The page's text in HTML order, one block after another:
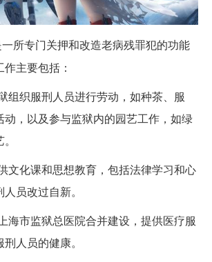
所专门关押和改造老病残罪犯的功能
主要包括：
组织服刑人员进行劳动，如种茶、服
动，以及参与监狱内的园艺工作，如绿
文化课和思想教育，包括法律学习和心
员改过自新。
海市监狱总医院合并建设，提供医疗服
人员的健康。